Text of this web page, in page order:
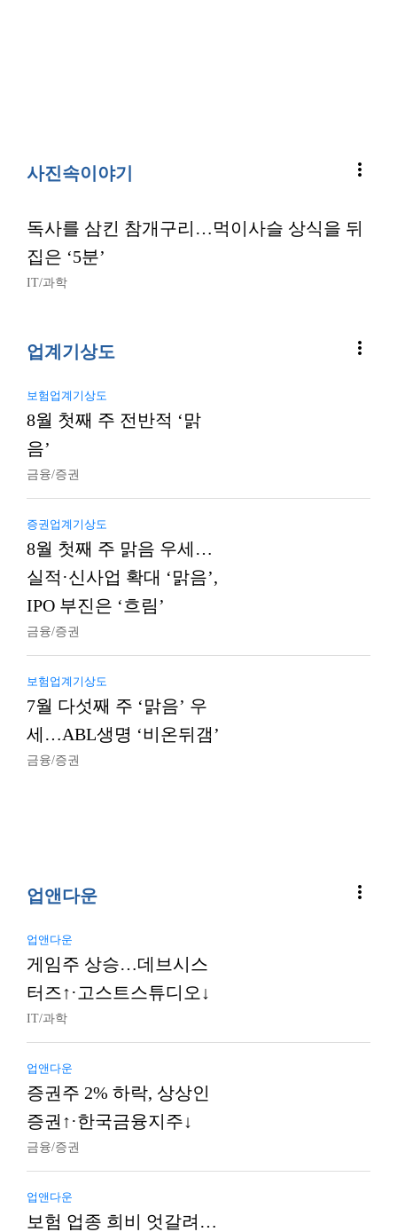
사진속이야기 more_vert
독사를 삼킨 참개구리…먹이사슬 상식을 뒤
집은 ‘5분’
IT/과학
업계기상도 more_vert
보험업계기상도
8월 첫째 주 전반적 ‘맑
음’
금융/증권
증권업계기상도
8월 첫째 주 맑음 우세…
실적·신사업 확대 ‘맑음’,
IPO 부진은 ‘흐림’
금융/증권
보험업계기상도
7월 다섯째 주 ‘맑음’ 우
세…ABL생명 ‘비온뒤갬’
금융/증권
업앤다운 more_vert
업앤다운
게임주 상승…데브시스
터즈↑·고스트스튜디오↓
IT/과학
업앤다운
증권주 2% 하락, 상상인
증권↑·한국금융지주↓
금융/증권
업앤다운
보험 업종 희비 엇갈려…